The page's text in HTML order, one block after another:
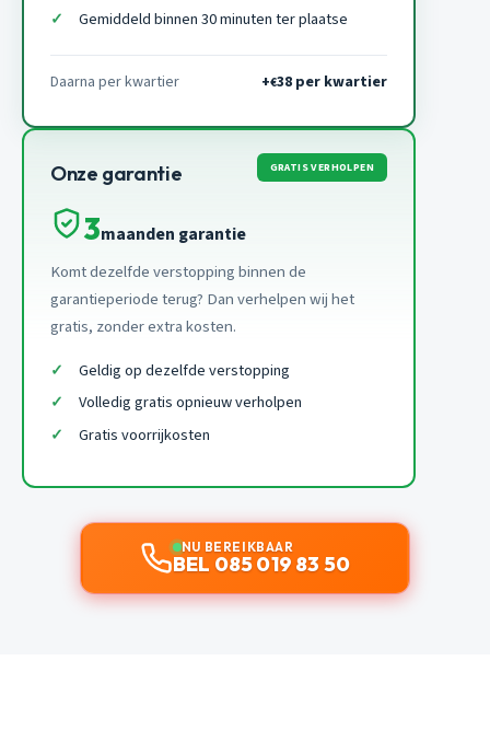
Gemiddeld binnen 30 minuten ter plaatse
Daarna per kwartier +€38 per kwartier
Onze garantie GRATIS VERHOLPEN
3maanden garantie
Komt dezelfde verstopping binnen de
garantieperiode terug? Dan verhelpen wij het
gratis, zonder extra kosten.
Geldig op dezelfde verstopping
Volledig gratis opnieuw verholpen
Gratis voorrijkosten
NU BEREIKBAAR
BEL 085 019 83 50